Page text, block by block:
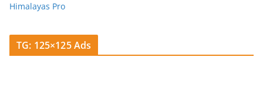
Himalayas Pro
TG: 125×125 Ads